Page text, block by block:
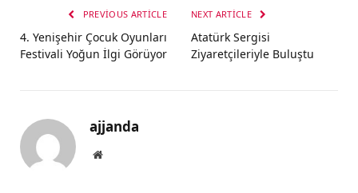
PREVIOUS ARTICLE
4. Yenişehir Çocuk Oyunları
Festivali Yoğun İlgi Görüyor
NEXT ARTICLE
Atatürk Sergisi
Ziyaretçileriyle Buluştu
ajjanda
Website